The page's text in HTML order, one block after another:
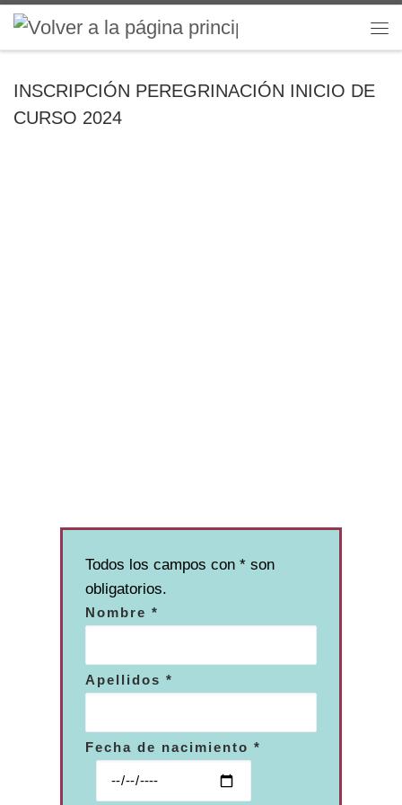
Saltar al contenido
INSCRIPCIÓN PEREGRINACIÓN INICIO DE
CURSO 2024
Todos los campos con * son
obligatorios.
Nombre *
Apellidos *
Fecha de nacimiento *